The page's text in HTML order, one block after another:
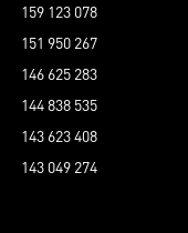
159 123 078
151 950 267
146 625 283
144 838 535
143 623 408
143 049 274